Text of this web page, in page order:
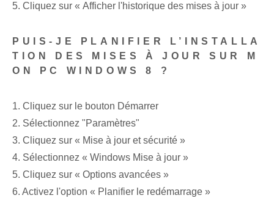
5. Cliquez sur « Afficher l'historique des mises à jour »
PUIS-JE PLANIFIER L’INSTALLA
TION DES MISES À JOUR SUR M
ON PC WINDOWS 8 ?
1. Cliquez sur le bouton Démarrer
2. Sélectionnez "Paramètres"
3. Cliquez sur « Mise à jour et sécurité »
4. Sélectionnez « Windows Mise à jour »
5. Cliquez sur « Options avancées »
6. Activez l'option « Planifier le redémarrage »